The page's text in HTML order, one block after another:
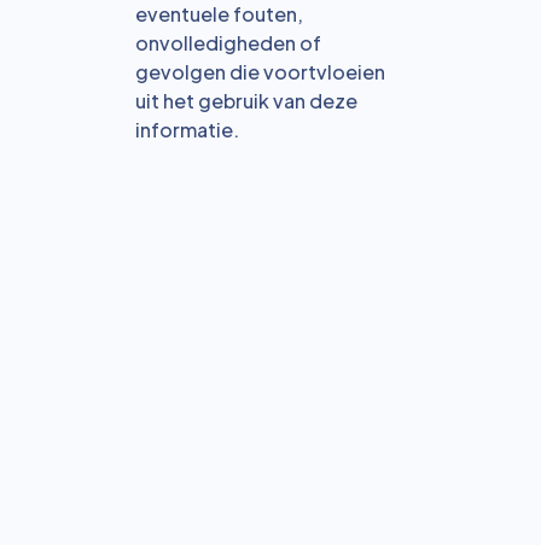
eventuele fouten,
onvolledigheden of
gevolgen die voortvloeien
uit het gebruik van deze
informatie.